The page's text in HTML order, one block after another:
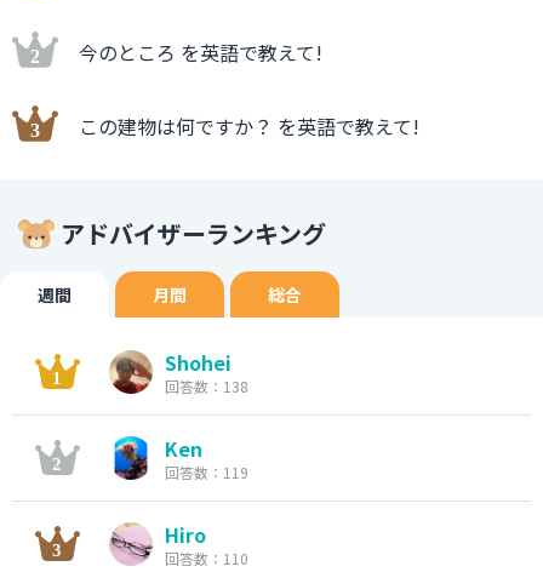
今のところ を英語で教えて!
この建物は何ですか？ を英語で教えて!
アドバイザーランキング
週間 月間 総合
Shohei
回答数：138
Ken
回答数：119
Hiro
回答数：110